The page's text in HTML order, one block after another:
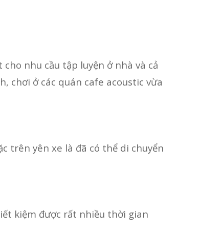
nhu cầu tập luyện ở nhà và cả
chơi ở các quán cafe acoustic vừa
trên yên xe là đã có thể di chuyển
kiệm được rất nhiều thời gian